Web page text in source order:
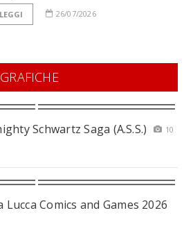
LEGGI 26/07/2026
Schwartz Saga (A.S.S.)
10
Comics and Games 2026